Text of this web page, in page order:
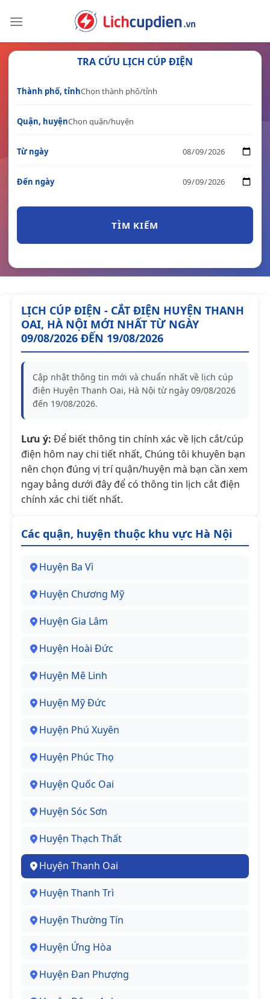
TRA CỨU LỊCH CÚP ĐIỆN
Thành phố, tỉnh
Quận, huyện
Từ ngày
Đến ngày
TÌM KIẾM
LỊCH CÚP ĐIỆN - CẮT ĐIỆN HUYỆN THANH
OAI, HÀ NỘI MỚI NHẤT TỪ NGÀY
09/08/2026 ĐẾN 19/08/2026
Cập nhật thông tin mới và chuẩn nhất về lịch cúp
điện Huyện Thanh Oai, Hà Nội từ ngày 09/08/2026
đến 19/08/2026.
Lưu ý: Để biết thông tin chính xác về lịch cắt/cúp
điện hôm nay chi tiết nhất, Chúng tôi khuyên bạn
nên chọn đúng vị trí quận/huyện mà bạn cần xem
ngay bảng dưới đây để có thông tin lịch cắt điện
chính xác chi tiết nhất.
Các quận, huyện thuộc khu vực Hà Nội
Huyện Ba Vì
Huyện Chương Mỹ
Huyện Gia Lâm
Huyện Hoài Đức
Huyện Mê Linh
Huyện Mỹ Đức
Huyện Phú Xuyên
Huyện Phúc Thọ
Huyện Quốc Oai
Huyện Sóc Sơn
Huyện Thạch Thất
Huyện Thanh Oai
Huyện Thanh Trì
Huyện Thường Tín
Huyện Ứng Hòa
Huyện Đan Phượng